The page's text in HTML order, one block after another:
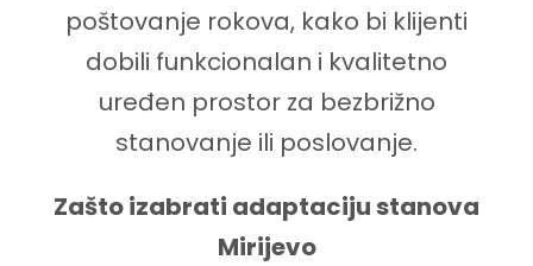
poštovanje rokova, kako bi klijenti
dobili funkcionalan i kvalitetno
uređen prostor za bezbrižno
stanovanje ili poslovanje.
Zašto izabrati adaptaciju stanova
Mirijevo